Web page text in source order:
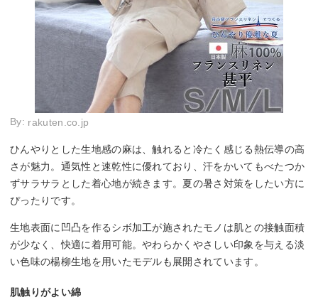
By: rakuten.co.jp
ひんやりとした生地感の麻は、触れると冷たく感じる熱伝導の高
さが魅力。通気性と速乾性に優れており、汗をかいてもべたつか
ずサラサラとした着心地が続きます。夏の暑さ対策をしたい方に
ぴったりです。
生地表面に凹凸を作るシボ加工が施されたモノは肌との接触面積
が少なく、快適に着用可能。やわらかくやさしい印象を与える淡
い色味の楊柳生地を用いたモデルも展開されています。
肌触りがよい綿